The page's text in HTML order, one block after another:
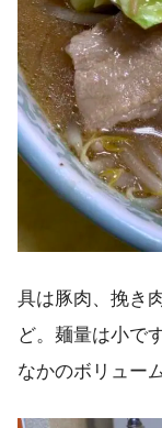
具は豚肉、挽き
ど。麺量は小で
なかのボリュー